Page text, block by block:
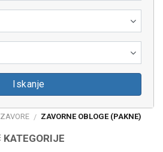
Iskanje
ZAVORE / ZAVORNE OBLOGE (PAKNE)
KATEGORIJE